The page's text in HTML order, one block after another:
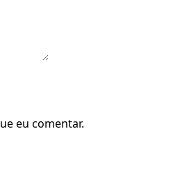
eu comentar.